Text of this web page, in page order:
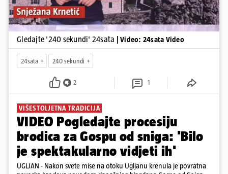
Gledajte '240 sekundi' 24sata | Video: 24sata Video
24sata 240 sekundi
2 1
VIŠESTOLJETNA TRADICIJA
VIDEO Pogledajte procesiju
brodica za Gospu od sniga: 'Bilo
je spektakularno vidjeti ih'
UGLJAN - Nakon svete mise na otoku Ugljanu krenula je povratna